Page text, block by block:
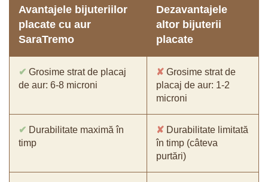
Avantajele bijuteriilor
placate cu aur
SaraTremo
Dezavantajele
altor bijuterii
placate
✔ Grosime strat de placaj
de aur: 6-8 microni
✘ Grosime strat de
placaj de aur: 1-2
microni
✔ Durabilitate maximă în
timp
✘ Durabilitate limitată
în timp (câteva
purtări)